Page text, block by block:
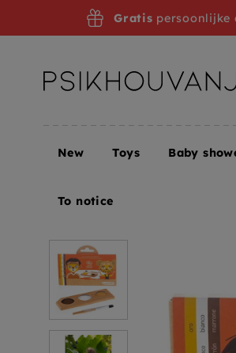
Home Namaki schminkset
Gratis persoonlijke
New Toys Baby
To notice